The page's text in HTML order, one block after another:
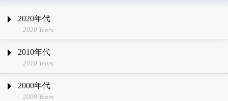
2020年代
2020 Years
2010年代
2010 Years
2000年代
2000 Years